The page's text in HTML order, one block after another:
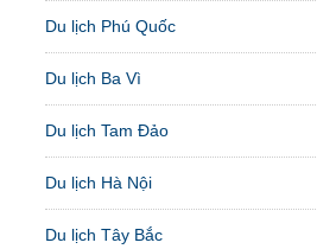
Du lịch Phú Quốc
Du lịch Ba Vì
Du lịch Tam Đảo
Du lịch Hà Nội
Du lịch Tây Bắc